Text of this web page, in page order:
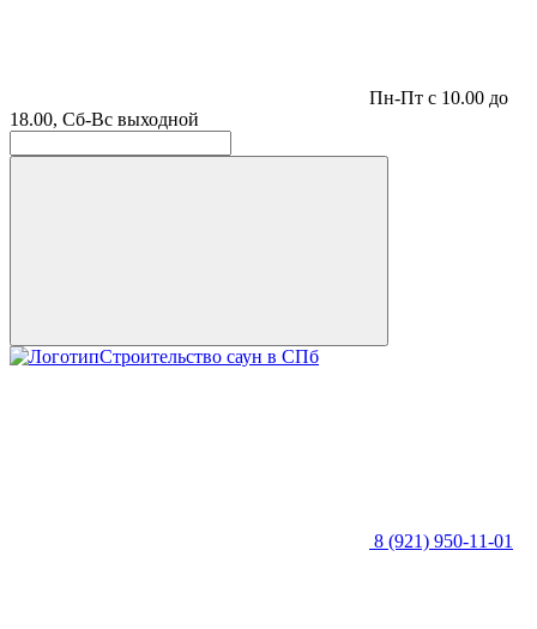
Пн-Пт с 10.00 до
18.00, Сб-Вс выходной
Строительство саун в СПб
8 (921) 950-11-01